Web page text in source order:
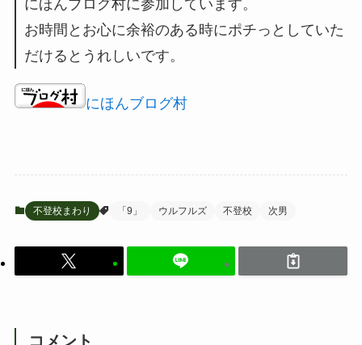
にほんブログ村に参加しています。
お時間とお心に余裕のある時にポチっとしていた
だけるとうれしいです。
にほんブログ村
不登校まわり 「9」 ウルフルズ 不登校 次男
コメント